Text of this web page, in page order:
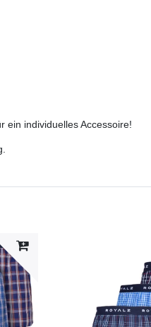
ein individuelles Accessoire!